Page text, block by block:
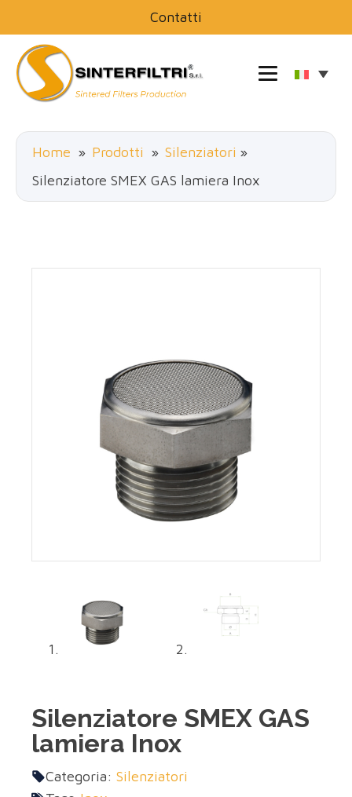
Contatti
Home » Prodotti » Silenziatori »
Silenziatore SMEX GAS lamiera Inox
Silenziatore SMEX GAS
lamiera Inox
Categoria: Silenziatori